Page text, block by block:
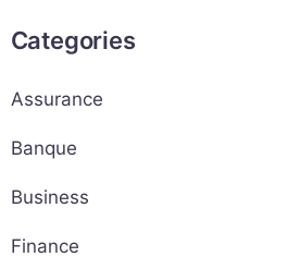
Categories
Assurance
Banque
Business
Finance